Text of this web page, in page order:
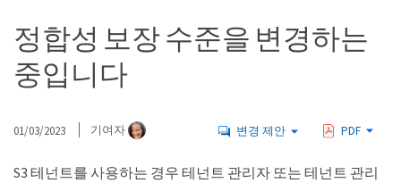
정합성 보장 수준을 변경하는
중입니다
01/03/2023 기여자 변경 제안 PDF
S3 테넌트를 사용하는 경우 테넌트 관리자 또는 테넌트 관리